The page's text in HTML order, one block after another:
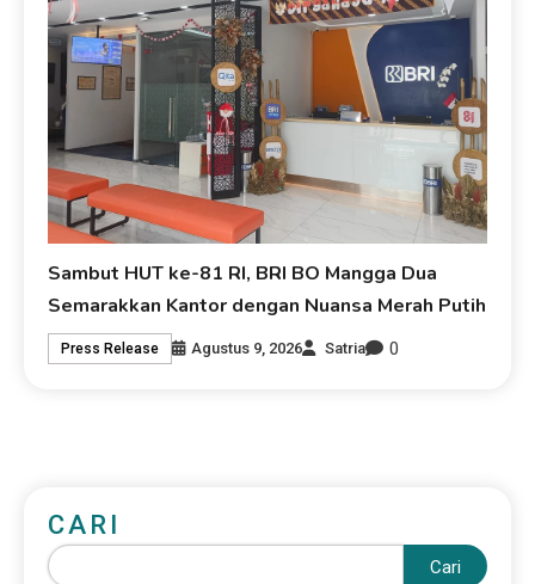
Sambut HUT ke-81 RI, BRI BO Mangga Dua
Semarakkan Kantor dengan Nuansa Merah Putih
Press Release Agustus 9, 2026 Satria 0
CARI
Cari